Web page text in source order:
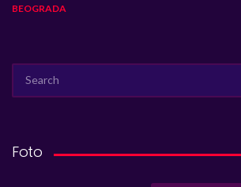
BEOGRADA
FOR:
Foto